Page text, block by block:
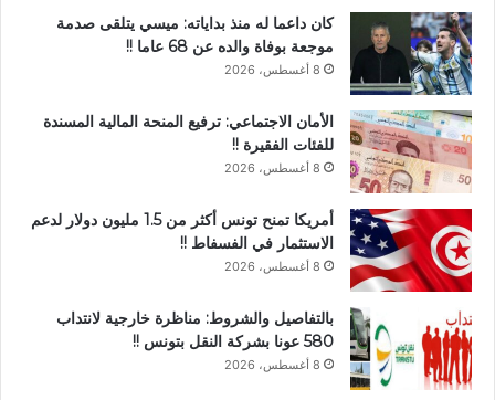
كان داعما له منذ بداياته: ميسي يتلقى صدمة
موجعة بوفاة والده عن 68 عاما !!
8 أغسطس، 2026
الأمان الاجتماعي: ترفيع المنحة المالية المسندة
للفئات الفقيرة !!
8 أغسطس، 2026
أمريكا تمنح تونس أكثر من 1.5 مليون دولار لدعم
الاستثمار في الفسفاط !!
8 أغسطس، 2026
بالتفاصيل والشروط: مناظرة خارجية لانتداب
580 عونا بشركة النقل بتونس !!
8 أغسطس، 2026